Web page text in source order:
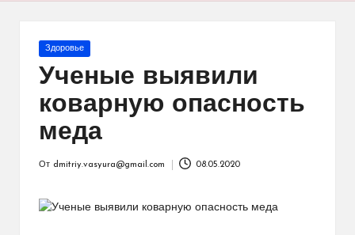
Опубликовано
Здоровье
Ученые выявили
коварную опасность
меда
От dmitriy.vasyura@gmail.com 08.05.2020